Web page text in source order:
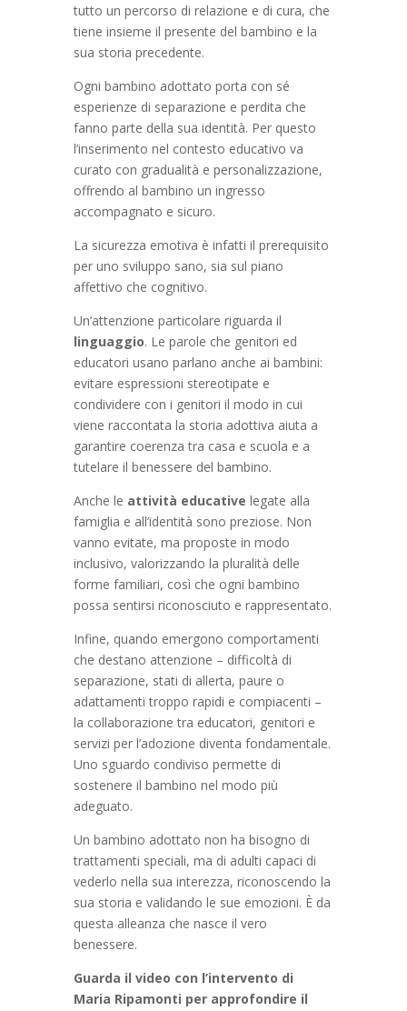
tutto un percorso di relazione e di cura, che
tiene insieme il presente del bambino e la
sua storia precedente.
Ogni bambino adottato porta con sé
esperienze di separazione e perdita che
fanno parte della sua identità. Per questo
l’inserimento nel contesto educativo va
curato con gradualità e personalizzazione,
offrendo al bambino un ingresso
accompagnato e sicuro.
La sicurezza emotiva è infatti il prerequisito
per uno sviluppo sano, sia sul piano
affettivo che cognitivo.
Un’attenzione particolare riguarda il
linguaggio. Le parole che genitori ed
educatori usano parlano anche ai bambini:
evitare espressioni stereotipate e
condividere con i genitori il modo in cui
viene raccontata la storia adottiva aiuta a
garantire coerenza tra casa e scuola e a
tutelare il benessere del bambino.
Anche le attività educative legate alla
famiglia e all’identità sono preziose. Non
vanno evitate, ma proposte in modo
inclusivo, valorizzando la pluralità delle
forme familiari, così che ogni bambino
possa sentirsi riconosciuto e rappresentato.
Infine, quando emergono comportamenti
che destano attenzione – difficoltà di
separazione, stati di allerta, paure o
adattamenti troppo rapidi e compiacenti –
la collaborazione tra educatori, genitori e
servizi per l’adozione diventa fondamentale.
Uno sguardo condiviso permette di
sostenere il bambino nel modo più
adeguato.
Un bambino adottato non ha bisogno di
trattamenti speciali, ma di adulti capaci di
vederlo nella sua interezza, riconoscendo la
sua storia e validando le sue emozioni. È da
questa alleanza che nasce il vero
benessere.
Guarda il video con l’intervento di
Maria Ripamonti per approfondire il